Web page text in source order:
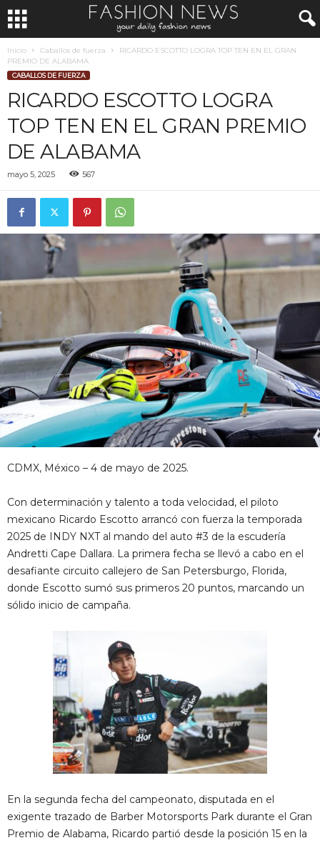
Inicio Caballos de fuerza
RICARDO ESCOTTO LOGRA TOP TEN EN EL GRAN
PREMIO DE ALABAMA
CABALLOS DE FUERZA
RICARDO ESCOTTO LOGRA
TOP TEN EN EL GRAN PREMIO
DE ALABAMA
mayo 5, 2025 567
CDMX, México – 4 de mayo de 2025.
Con determinación y talento a toda velocidad, el piloto
mexicano Ricardo Escotto arrancó con fuerza la temporada
2025 de INDY NXT al mando del auto #3 de la escudería
Andretti Cape Dallara. La primera fecha se llevó a cabo en el
desafiante circuito callejero de San Petersburgo, Florida,
donde Escotto sumó sus primeros 20 puntos, marcando un
sólido inicio de campaña.
En la segunda fecha del campeonato, disputada en el
exigente trazado de Barber Motorsports Park durante el Gran
Premio de Alabama, Ricardo partió desde la posición 15 en la